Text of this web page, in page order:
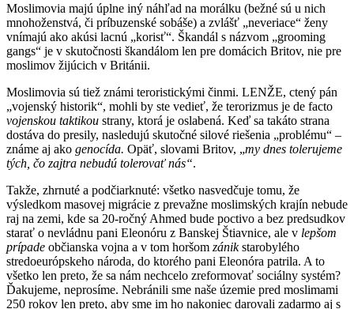
Moslimovia majú úplne iný náhľad na morálku (bežné sú u nich
mnohoženstvá, či príbuzenské sobáše) a zvlášť „neveriace“ ženy
vnímajú ako akúsi lacnú „korisť“. Škandál s názvom „grooming
gangs“ je v skutočnosti škandálom len pre domácich Britov, nie pre
moslimov žijúcich v Británii.
Moslimovia sú tiež známi teroristickými činmi. LENŽE, ctený pán
„vojenský historik“, mohli by ste vedieť, že terorizmus je de facto
vojenskou taktikou strany, ktorá je oslabená. Keď sa takáto strana
dostáva do presily, nasledujú skutočné silové riešenia „problému“ –
známe aj ako genocída. Opäť, slovami Britov, „my dnes tolerujeme
tých, čo zajtra nebudú tolerovať nás“.
Takže, zhrnuté a podčiarknuté: všetko nasvedčuje tomu, že
výsledkom masovej migrácie z prevažne moslimských krajín nebude
raj na zemi, kde sa 20-ročný Ahmed bude poctivo a bez predsudkov
starať o nevládnu pani Eleonóru z Banskej Štiavnice, ale v lepšom
prípade občianska vojna a v tom horšom zánikstarobylého
stredoeurópskeho národa, do ktorého pani Eleonóra patrila. A to
všetko len preto, že sa nám nechcelo zreformovať sociálny systém?
Ďakujeme, neprosíme. Nebránili sme naše územie pred moslimami
250 rokov len preto, aby sme im ho nakoniec darovali zadarmo aj s